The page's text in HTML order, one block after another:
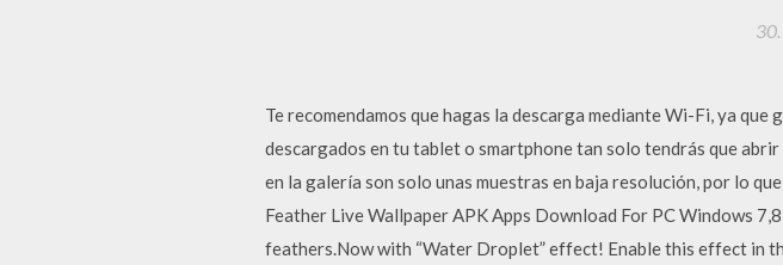
Te recomendamos que hagas la descarga mediante Wi-Fi, ya
descargados en tu tablet o smartphone tan solo tendrás que
en la galería son solo unas muestras en baja resolución, por lo
Feather Live Wallpaper APK Apps Download For PC Windows
feathers.Now with “Water Droplet” effect! Enable this effect in